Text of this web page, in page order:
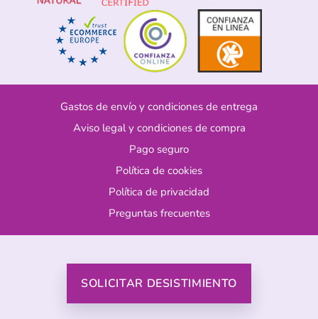
Gastos de envío y condiciones de entrega
Aviso legal y condiciones de compra
Pago seguro
Política de cookies
Política de privacidad
Preguntas frecuentes
SOLICITAR DESISTIMIENTO